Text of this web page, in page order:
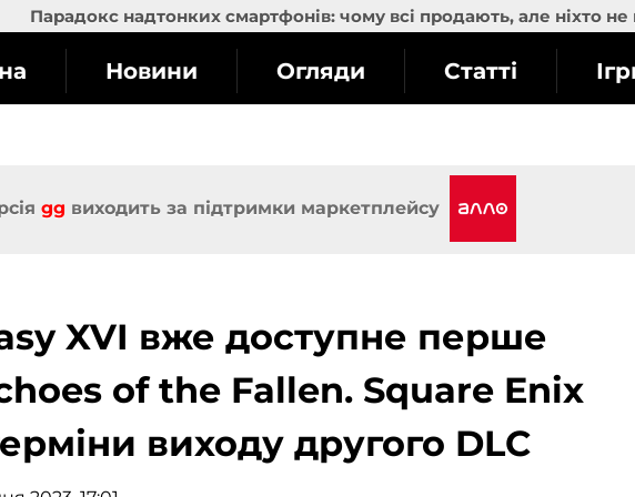
Парадокс надтонких смартфонів: чому всі продають, але ніхто не
Новини Огляди Статті
gg виходить за підтримки маркетплейсу
XVI вже доступне перше
of the Fallen. Square Enix
виходу другого DLC